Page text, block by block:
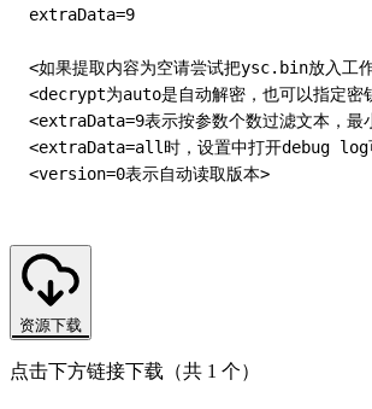
extraData=9
<如果提取内容为空请尝试把ysc.bin放入工
<decrypt为auto是自动解密，也可以指定密
<extraData=9表示按参数个数过滤文本，最
<extraData=all时，设置中打开debug log
资源下载
点击下方链接下载（共 1 个）